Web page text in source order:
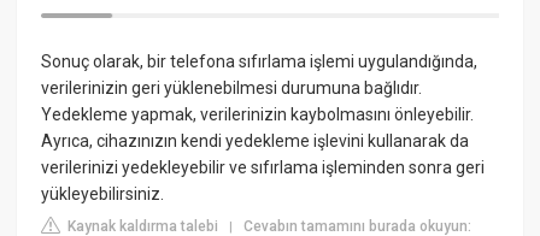
Sonuç olarak, bir telefona sıfırlama işlemi uygulandığında,
verilerinizin geri yüklenebilmesi durumuna bağlıdır.
Yedekleme yapmak, verilerinizin kaybolmasını önleyebilir.
Ayrıca, cihazınızın kendi yedekleme işlevini kullanarak da
verilerinizi yedekleyebilir ve sıfırlama işleminden sonra geri
yükleyebilirsiniz.
Kaynak kaldırma talebi |Cevabın tamamını burada okuyun: